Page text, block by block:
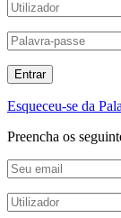
Esqueceu-se da
Preencha os